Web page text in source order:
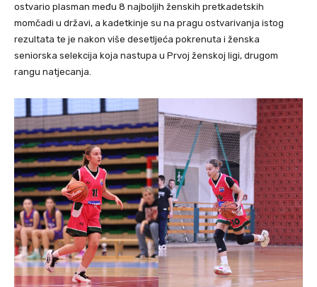
ostvario plasman među 8 najboljih ženskih pretkadetskih
momčadi u državi, a kadetkinje su na pragu ostvarivanja istog
rezultata te je nakon više desetljeća pokrenuta i ženska
seniorska selekcija koja nastupa u Prvoj ženskoj ligi, drugom
rangu natjecanja.